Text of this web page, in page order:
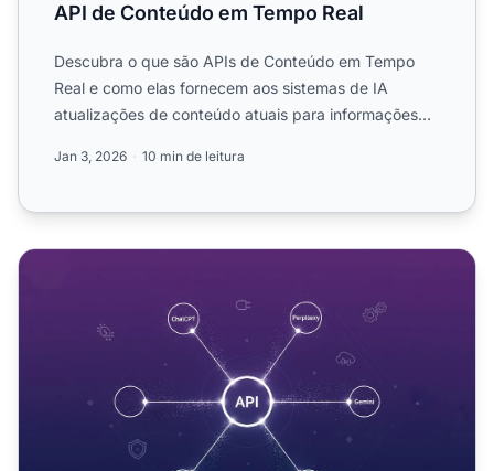
API de Conteúdo em Tempo Real
Descubra o que são APIs de Conteúdo em Tempo
Real e como elas fornecem aos sistemas de IA
atualizações de conteúdo atuais para informações
Jan 3, 2026 10 min de leitura
API de Visibilidade de IA